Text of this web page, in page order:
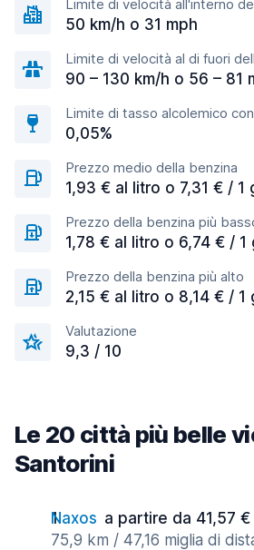
Limite di velocità all'interno
50 km/h o 31 mph
Limite di velocità al di fuori
90 – 130 km/h o 56 – 81
Limite di tasso alcolemico
0,05%
Prezzo medio della benzina
1,93 € al litro o 7,31 € / 1
Prezzo della benzina più
1,78 € al litro o 6,74 € / 1
Prezzo della benzina più alto
2,15 € al litro o 8,14 € / 1
Valutazione
9,3 / 10
Le 20 città più belle
Santorini
Naxos a partire da 41,57
75,9 km / 47,16 miglia di